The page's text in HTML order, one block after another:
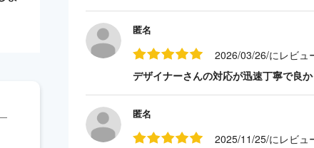
匿名
2026/03/26/にレビュ
デザイナーさんの対応が迅速丁寧で良か
匿名
2025/11/25/にレビュ